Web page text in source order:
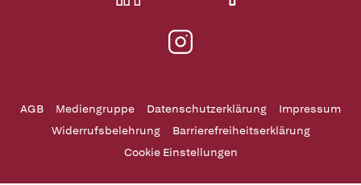
AGB Mediengruppe Datenschutzerklärung
Impressum
Widerrufsbelehrung
Barrierefreiheitserklärung
Cookie Einstellungen